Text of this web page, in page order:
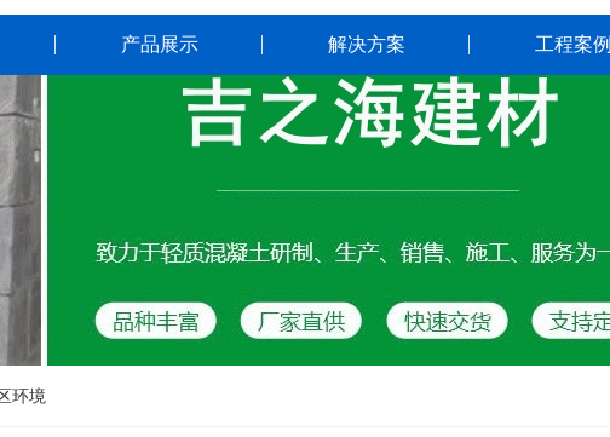
产品展示 解决方案 工程案例
环境